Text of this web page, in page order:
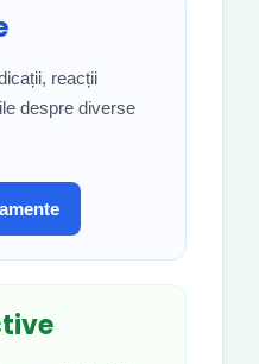
reacții
despre diverse